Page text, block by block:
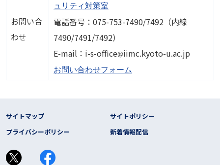
お問い合
わせ
ュリティ対策室
電話番号：075-753-7490/7492（内線
7490/7491/7492）
E-mail：i-s-office画像iimc.kyoto-u.ac.jp
お問い合わせフォーム
フッター リンク
サイトマップ
サイトポリシー
プライバシーポリシー
新着情報配信